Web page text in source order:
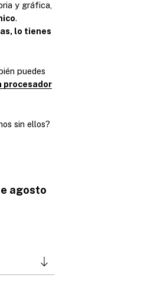
o
s
e
s
e
,
y gráfica,
.
lo tienes
puedes
procesador
sin ellos?
agosto